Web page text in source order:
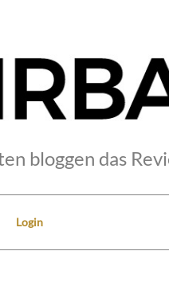
bloggen das
Login